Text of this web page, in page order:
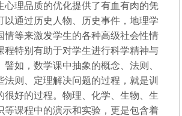
心理品质的优化提供了有血有肉的凭
以通过历史人物、历史事件，地理学
情等来激发学生的各种高级社会性情
程特别有助于对学生进行科学精神与
譬如，数学课中抽象的概念、法则、
法则、定理解决问题的过程，就是训
很好的过程。物理、化学、生物、生
等课程中的演示和实验，更是包含着